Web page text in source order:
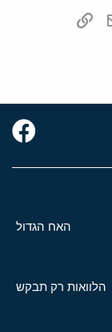
דואר אלקטרוני
האח הגדול
הלוואות רק תבקש